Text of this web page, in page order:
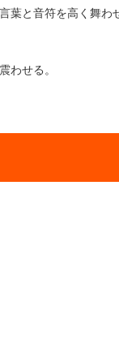
葉と音符を高く舞わ
わせる。